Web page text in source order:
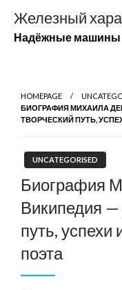
содержимому
Железный
Надёжные машины
HOMEPAGE
БИОГРАФИЯ МИХАИЛА
ТВОРЧЕСКИЙ ПУТЬ,
UNCATEGORISED
Биография
Википедия —
путь, успехи
поэта